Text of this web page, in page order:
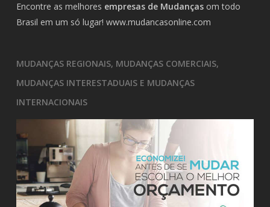
Encontre as melhores empresas de Mudançasom todo
Brasil em um só lugar! www.mudancasonline.com
MUDANÇAS REGIONAIS, MUDANÇAS COMERCIAIS,
MUDANÇAS INTERESTADUAIS E MUDANÇAS
INTERNACIONAIS